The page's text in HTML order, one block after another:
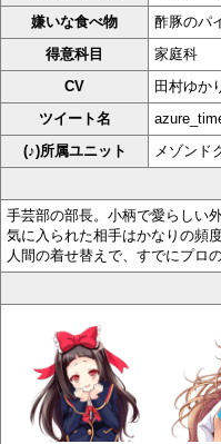
嫌いな食べ物
酢豚のパ
得意科目
家庭科
CV
田村ゆか
ツイート名
(♪)所属ユニット
メゾンド
手芸部の部長。小柄で愛らしい
気に入られた相手はかなりの頻
人間の着せ替えで、すでにプロ